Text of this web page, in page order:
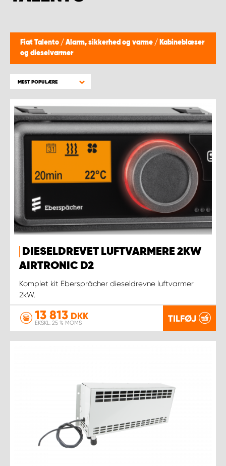
Fiat Talento / Alarm, sikkerhed og varme / Kabineblæser
og dieselvarmer
MEST POPULÆRE
DIESELDREVET LUFTVARMERE 2KW
AIRTRONIC D2
Komplet kit Ebersprächer dieseldrevne luftvarmer
2kW.
13 813 DKK
EKSKL. 25 % MOMS TILFØJ